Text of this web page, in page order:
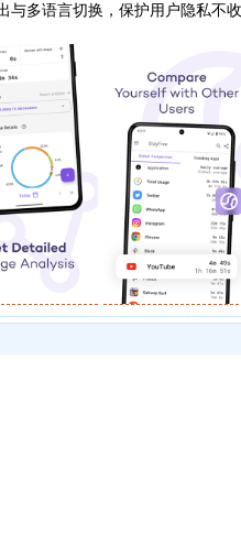
语言切换，保护用户隐私不收